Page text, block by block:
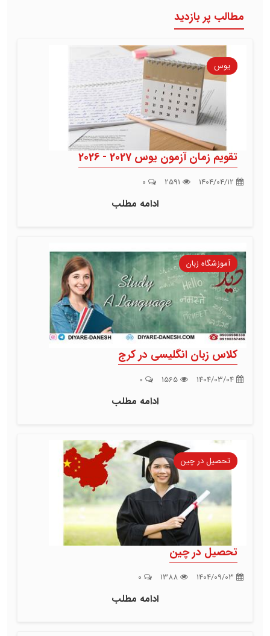
مطالب پر بازدید
یوس
تقویم زمان آزمون یوس 2027 - 2026
ادامه مطلب
آموزشگاه زبان
کلاس زبان انگلیسی در کرج
ادامه مطلب
تحصیل در چین
تحصیل در چین
ادامه مطلب